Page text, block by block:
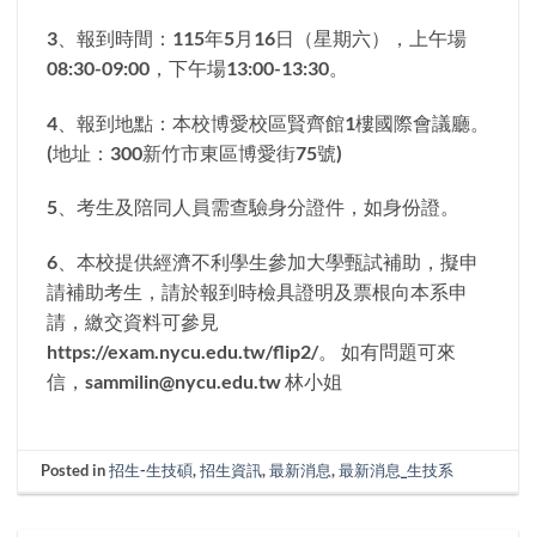
3、報到時間：115年5月16日（星期六），上午場
08:30-09:00，下午場13:00-13:30。
4、報到地點：本校博愛校區賢齊館1樓國際會議廳。
(地址：300新竹市東區博愛街75號)
5、考生及陪同人員需查驗身分證件，如身份證。
6、本校提供經濟不利學生參加大學甄試補助，擬申
請補助考生，請於報到時檢具證明及票根向本系申
請，繳交資料可參見
https://exam.nycu.edu.tw/flip2/。 如有問題可來
信，sammilin@nycu.edu.tw 林小姐
Posted in招生-生技碩,招生資訊,最新消息,最新消息_生技系